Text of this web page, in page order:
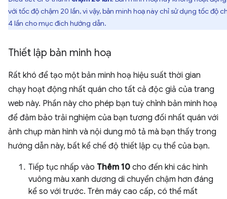
với tốc độ chậm 20 lần, vì vậy, bản minh hoạ này chỉ sử dụng tốc độ
4 lần cho mục đích hướng dẫn.
Thiết lập bản minh hoạ
Rất khó để tạo một bản minh hoạ hiệu suất thời gian
chạy hoạt động nhất quán cho tất cả độc giả của trang
web này. Phần này cho phép bạn tuỳ chỉnh bản minh hoạ
để đảm bảo trải nghiệm của bạn tương đối nhất quán với
ảnh chụp màn hình và nội dung mô tả mà bạn thấy trong
hướng dẫn này, bất kể chế độ thiết lập cụ thể của bạn.
Tiếp tục nhấp vào Thêm 10 cho đến khi các hình
vuông màu xanh dương di chuyển chậm hơn đáng
kể so với trước. Trên máy cao cấp, có thể mất